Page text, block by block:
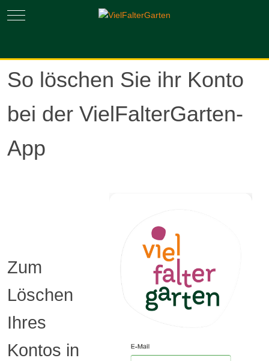
Mobile Menu Toggle
So löschen Sie ihr Konto
bei der VielFalterGarten-
App
Zum
Löschen
Ihres
Kontos in